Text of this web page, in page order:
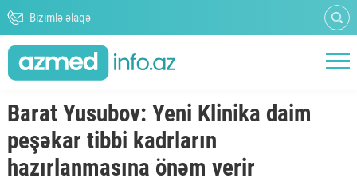
Bizimlə əlaqə
Barat Yusubov: Yeni Klinika daim
peşəkar tibbi kadrların
hazırlanmasına önəm verir